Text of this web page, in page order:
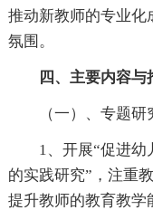
推动新教师的专业化
氛围。
四、主要内容与
（一）、专题研
1、开展“促进
的实践研究”，注重
提升教师的教育教学